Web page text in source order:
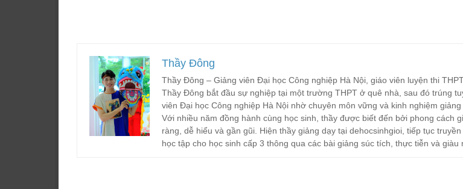
Thầy Đông
Thầy Đông – Giảng viên Đại học Công nghiệp Hà Nội, giáo viên luyện thi
Thầy Đông bắt đầu sự nghiệp tại một trường THPT ở quê nhà, sau đó trúng
viên Đại học Công nghiệp Hà Nội nhờ chuyên môn vững và kinh nghiệm giảng
Với nhiều năm đồng hành cùng học sinh, thầy được biết đến bởi phong cách
ràng, dễ hiểu và gần gũi. Hiện thầy giảng dạy tại dehocsinhgioi, tiếp tục
học tập cho học sinh cấp 3 thông qua các bài giảng súc tích, thực tiễn và giàu